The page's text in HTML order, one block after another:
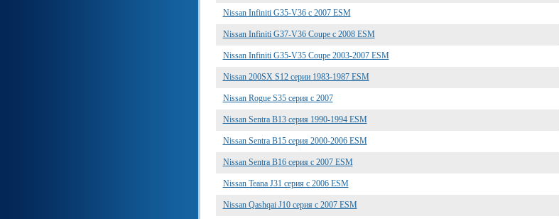
Nissan Infiniti G35-V36 c 2007 ESM
Nissan Infiniti G37-V36 Coupe c 2008 ESM
Nissan Infiniti G35-V35 Coupe 2003-2007 ESM
Nissan 200SX S12 серии 1983-1987 ESM
Nissan Rogue S35 серия с 2007
Nissan Sentra B13 серия 1990-1994 ESM
Nissan Sentra B15 серия 2000-2006 ESM
Nissan Sentra B16 серия с 2007 ESM
Nissan Teana J31 серия с 2006 ESM
Nissan Qashqai J10 серия с 2007 ESM